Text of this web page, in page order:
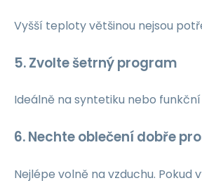
Vyšší teploty většinou nejsou
5. Zvolte šetrný program
Ideálně na syntetiku nebo
6. Nechte oblečení dobře
Nejlépe volně na vzduchu. Pokud